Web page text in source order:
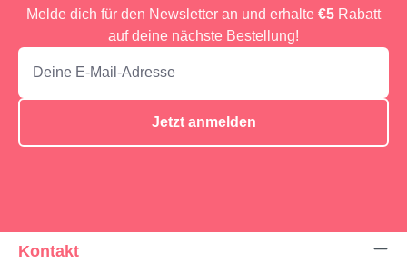
Melde dich für den Newsletter an und erhalte €5 Rabatt
auf deine nächste Bestellung!
Jetzt anmelden
Kontakt